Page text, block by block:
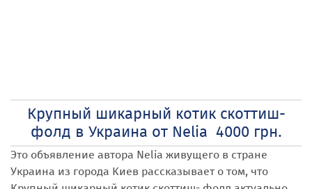
Крупный шикарный котик скоттиш-
фолд в Украина от Nelia 4000 грн.
Это объявление автора Nelia живущего в стране
Украина из города Киев рассказывает о том, что